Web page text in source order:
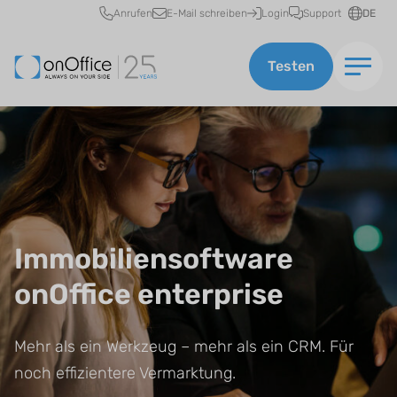
Schnellzugriff
Anrufen E-Mail schreiben Login Support DE
Testen
Immobiliensoftware
onOffice enterprise
Mehr als ein Werkzeug – mehr als ein CRM. Für
noch effizientere Vermarktung.